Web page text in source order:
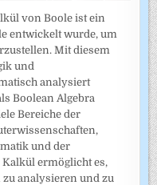
von Boole ist ein
entwickelt wurde, um
Mit diesem
und
analysiert
Boolean Algebra
Bereiche der
und der
ermöglicht es,
analysieren und zu